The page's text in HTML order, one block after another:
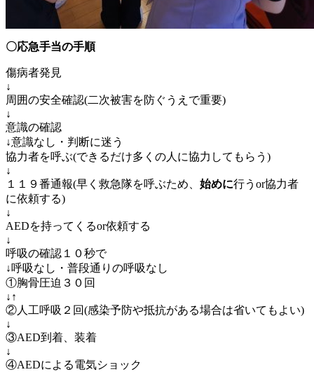
〇応急手当の手順
傷病者発見
↓
周囲の安全確認(二次被害を防ぐうえで重要)
↓
意識の確認
↓意識なし・判断に迷う
協力者を呼ぶ(できるだけ多くの人に協力してもらう)
↓
１１９番通報(早く救急隊を呼ぶため、 始めに行うor協力者
に依頼する)
↓
AEDを持ってくるor依頼する
↓
呼吸の確認１０秒で
↓呼吸なし・普段通りの呼吸なし
①胸骨圧迫３０回
↓↑
②人工呼吸２回(感染予防や抵抗がある場合は省いてもよい)
↓
③AED到着、装着
↓
④AEDによる電気ショック